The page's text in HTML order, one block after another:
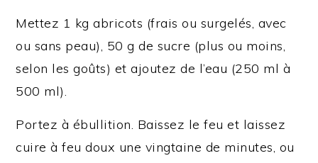
Mettez 1 kg abricots (frais ou surgelés, avec
ou sans peau), 50 g de sucre (plus ou moins,
selon les goûts) et ajoutez de l’eau (250 ml à
500 ml).
Portez à ébullition. Baissez le feu et laissez
cuire à feu doux une vingtaine de minutes, ou